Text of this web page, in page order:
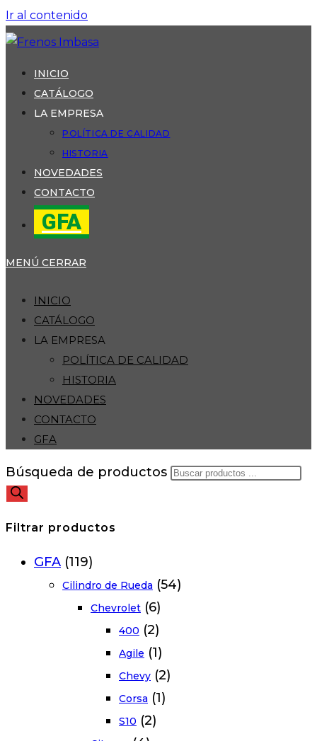
Ir al contenido
INICIO
CATÁLOGO
LA EMPRESA
POLÍTICA DE CALIDAD
HISTORIA
NOVEDADES
CONTACTO
GFA
MENÚ CERRAR
INICIO
CATÁLOGO
LA EMPRESA
POLÍTICA DE CALIDAD
HISTORIA
NOVEDADES
CONTACTO
GFA
Búsqueda de productos
Filtrar productos
GFA (119)
Cilindro de Rueda (54)
Chevrolet (6)
400 (2)
Agile (1)
Chevy (2)
Corsa (1)
S10 (2)